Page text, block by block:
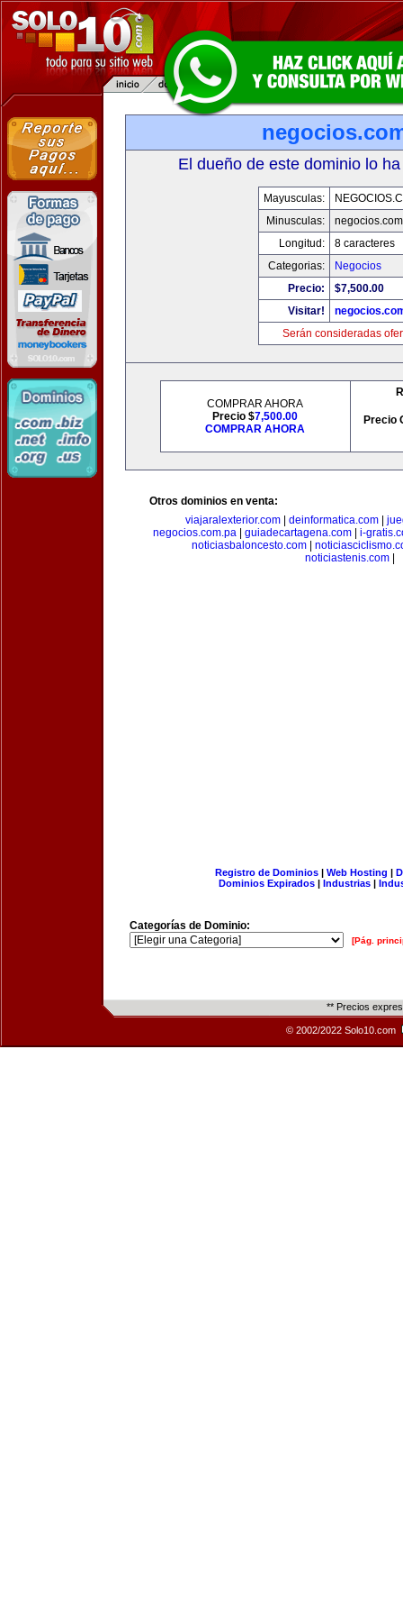
El dueño de este dominio lo
Mayusculas:
Minusculas:
Longitud:
8 caracteres
Categorias:
Negocios
Precio:
$7,500.00
Visitar!
Serán consideradas
COMPRAR AHORA
Precio $7,500.00
COMPRAR AHORA
Precio
Otros dominios en venta:
viajaralexterior.com| deinformatica.com|
negocios.com.pa| guiadecartagena.com| i-
noticiasbaloncesto.com
noticiastenis.com
Registro de Dominios| Web Hosting |
Dominios Expirados | Industrias |
Categorías de Dominio:
[Pág.
** Precios
© 2002/2022 Solo10.com